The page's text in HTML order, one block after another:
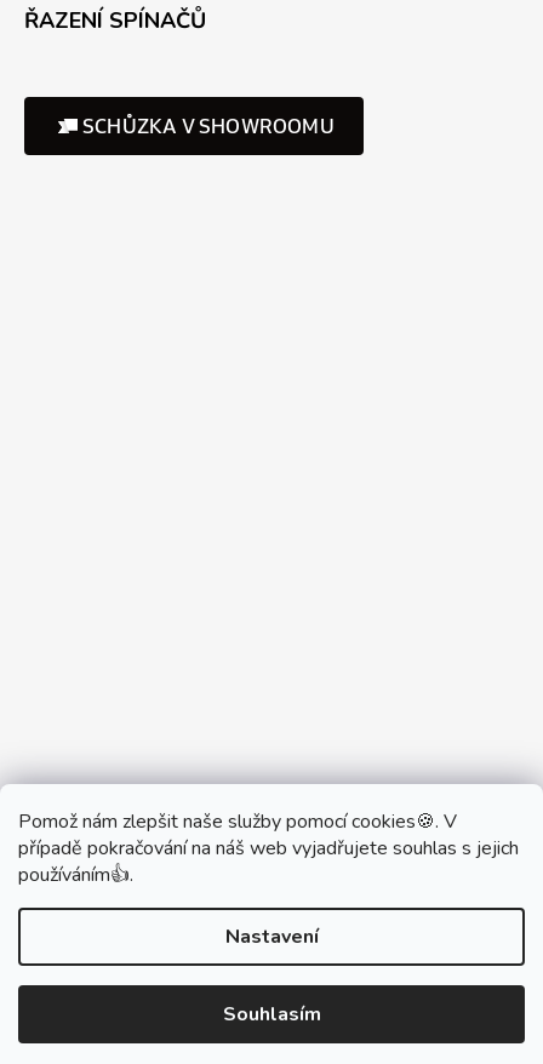
Pomož nám zlepšit naše služby pomocí cookies🍪. V
případě pokračování na náš web vyjadřujete souhlas s jejich
používáním👍.
Nastavení
Souhlasím
ŘAZENÍ SPÍNAČŮ
SCHŮZKA V SHOWROOMU
Partner Showroom MONOBRAND
Partner Eshop Monobrand.online
Vytvořil Shoptet
DŮM VYPÍNAČŮ
vyhrazena.